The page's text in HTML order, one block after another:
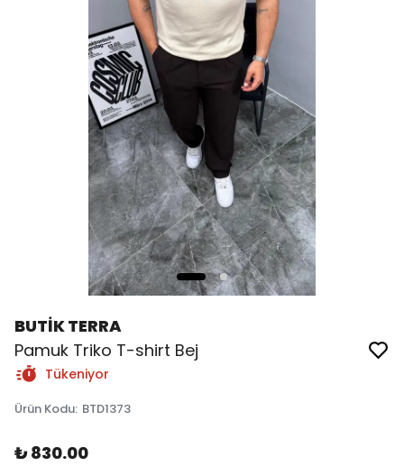
BUTİK TERRA
Pamuk Triko T-shirt Bej
Tükeniyor
Ürün Kodu: BTD1373
₺ 830.00